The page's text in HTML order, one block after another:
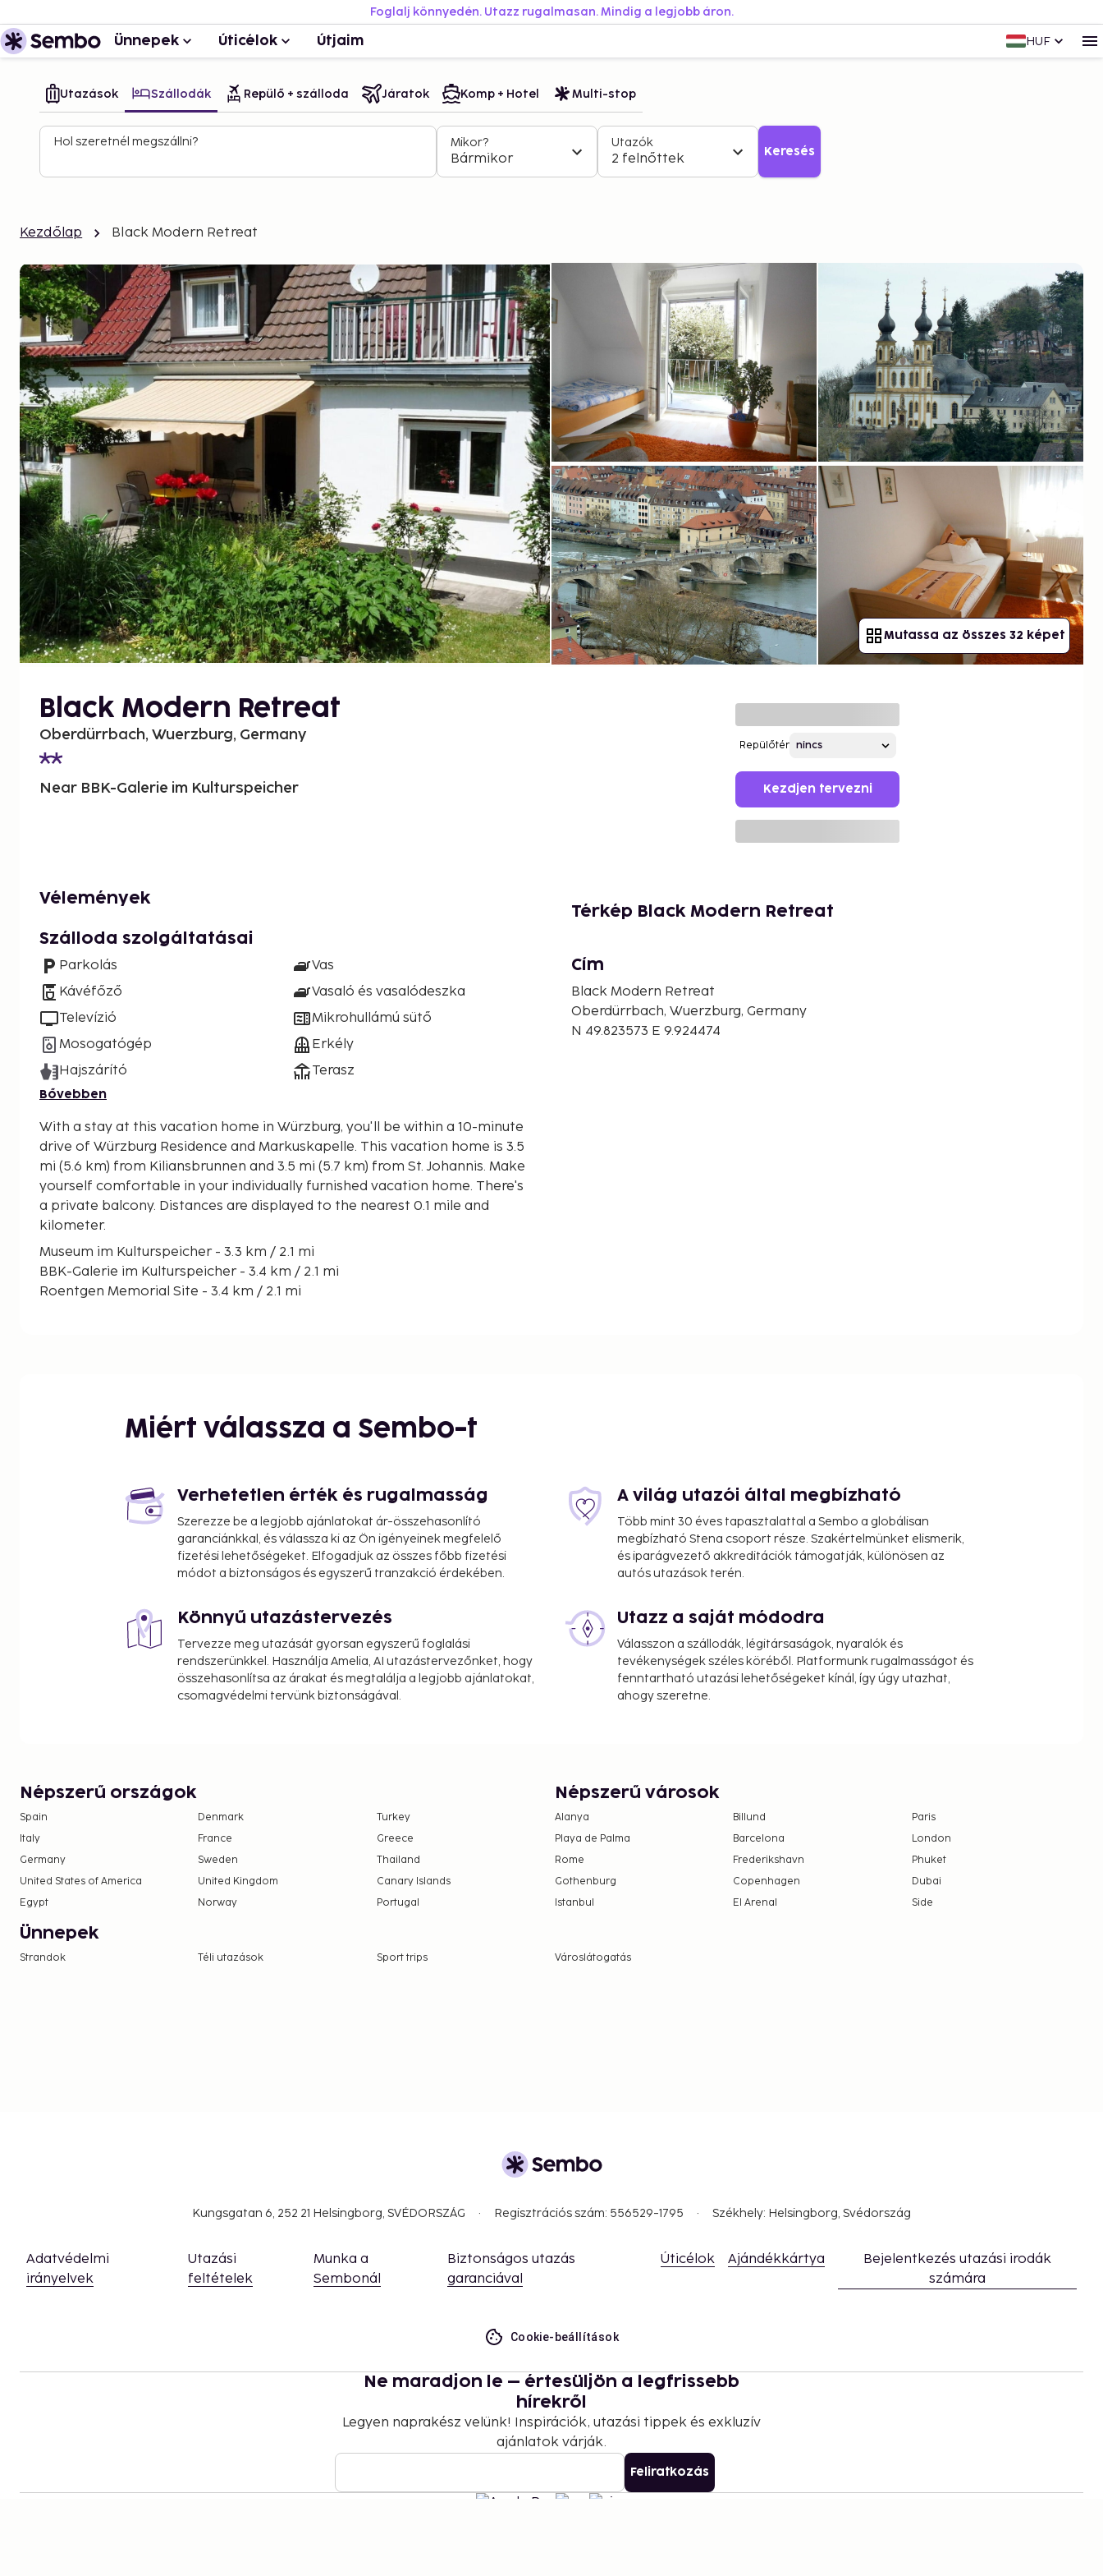
Foglalj könnyedén. Utazz rugalmasan. Mindig a legjobb áron.
Ünnepek Úticélok Útjaim HUF
Utazások Szállodák Repülő + szálloda Járatok Komp + Hotel Multi-stop
Hol szeretnél megszállni? Mikor?
Bármikor
Utazók
2 felnőttek Keresés
Kezdőlap Black Modern Retreat
Mutassa az összes 32 képet
Black Modern Retreat
Oberdürrbach, Wuerzburg, Germany
Near BBK-Galerie im Kulturspeicher
Repülőtér
Kezdjen tervezni
Vélemények
Szálloda szolgáltatásai
Parkolás
Kávéfőző
Televízió
Mosogatógép
Hajszárító
Vas
Vasaló és vasalódeszka
Mikrohullámú sütő
Erkély
Terasz
Bővebben
With a stay at this vacation home in Würzburg, you'll be within a 10-minute
drive of Würzburg Residence and Markuskapelle. This vacation home is 3.5
mi (5.6 km) from Kiliansbrunnen and 3.5 mi (5.7 km) from St. Johannis. Make
yourself comfortable in your individually furnished vacation home. There's
a private balcony. Distances are displayed to the nearest 0.1 mile and
kilometer.
Museum im Kulturspeicher - 3.3 km / 2.1 mi
BBK-Galerie im Kulturspeicher - 3.4 km / 2.1 mi
Roentgen Memorial Site - 3.4 km / 2.1 mi
St. Augustine's Church - 3.8 km / 2.4 mi
Marienkapelle - 4 km / 2.5 mi
Markuskapelle - 4 km / 2.5 mi
Obelisk Fountain - 4.1 km / 2.5 mi
The nearest airports are:
Nuremberg (NUE-Nuremberg Airport) - 109.1 km / 67.8 mi
Augsburg (AGB) - 246.8 km / 153.3 mi
Frankfurt (HHN-Frankfurt - Hahn) - 242.5 km / 150.7 mi
Munich Airport (MUC) - 273.3 km / 169.8 mi
Free self parking is available onsite. Take in the views from a terrace.
You'll be asked to pay the following charges at the property. Fees may
We have included all charges provided to us by the property.
Térkép Black Modern Retreat
Cím
Black Modern Retreat
Oberdürrbach, Wuerzburg, Germany
N 49.823573 E 9.924474
Miért válassza a Sembo-t
Verhetetlen érték és rugalmasság
Szerezze be a legjobb ajánlatokat ár-összehasonlító
garanciánkkal, és válassza ki az Ön igényeinek megfelelő
fizetési lehetőségeket. Elfogadjuk az összes főbb fizetési
módot a biztonságos és egyszerű tranzakció érdekében.
A világ utazói által megbízható
Több mint 30 éves tapasztalattal a Sembo a globálisan
megbízható Stena csoport része. Szakértelmünket elismerik,
és iparágvezető akkreditációk támogatják, különösen az
autós utazások terén.
Könnyű utazástervezés
Tervezze meg utazását gyorsan egyszerű foglalási
rendszerünkkel. Használja Amelia, AI utazástervezőnket, hogy
összehasonlítsa az árakat és megtalálja a legjobb ajánlatokat,
csomagvédelmi tervünk biztonságával.
Utazz a saját módodra
Válasszon a szállodák, légitársaságok, nyaralók és
tevékenységek széles köréből. Platformunk rugalmasságot és
fenntartható utazási lehetőségeket kínál, így úgy utazhat,
ahogy szeretne.
Népszerű országok
Spain Denmark
Turkey
Italy
France
Greece
Germany
Sweden
Thailand
United States of America
United Kingdom
Canary Islands
Egypt
Norway Portugal
Népszerű városok
Alanya Billund
Paris
Playa de Palma
Barcelona
London
Rome
Frederikshavn
Phuket
Gothenburg
Copenhagen
Dubai
Istanbul
El Arenal Side
Ünnepek
Strandok Téli utazások Sport trips Városlátogatás
Kungsgatan 6, 252 21 Helsingborg, SVÉDORSZÁG Regisztrációs szám: 556529-1795 Székhely: Helsingborg, Svédország
Adatvédelmi
irányelvek
Utazási
feltételek
Munka a
Sembonál
Biztonságos utazás
garanciával
Úticélok Ajándékkártya
Bejelentkezés utazási irodák
számára
Cookie-beállítások
Ne maradjon le – értesüljön a legfrissebb
hírekről
Legyen naprakész velünk! Inspirációk, utazási tippek és exkluzív
ajánlatok várják.
Feliratkozás